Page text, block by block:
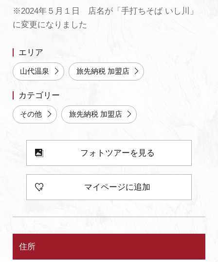
※2024年５月１日 店名が「手打ちそば いし川」
に変更になりました
エリア
山代温泉 旅先納税 加盟店
カテゴリー
その他 旅先納税 加盟店
フォトツアーを見る
マイページに追加
住所